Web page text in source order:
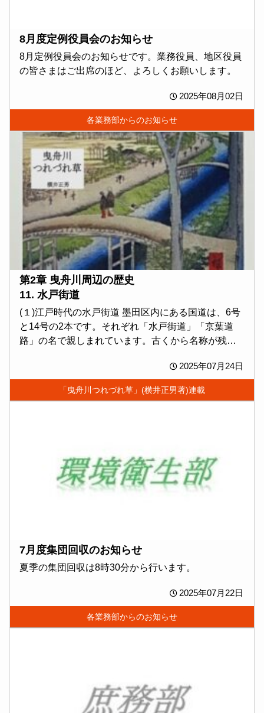
各業務部からのお知らせ
8月度定例役員会のお知らせ
8月定例役員会のお知らせです。業務役員、地区役員
の皆さまはご出席のほど、よろしくお願いします。
2025年08月02日
「曳舟川つれづれ草」(横井正男著)連載
第2章 曳舟川周辺の歴史
11. 水戸街道
(１)江戸時代の水戸街道 墨田区内にある国道は、6号
と14号の2本です。それぞれ「水戸街道」「京葉道
路」の名で親しまれています。古くから名称が残る
興までは墨田の地に水戸街道はありませんし...
2025年07月24日
各業務部からのお知らせ
7月度集団回収のお知らせ
夏季の集団回収は8時30分から行います。
2025年07月22日